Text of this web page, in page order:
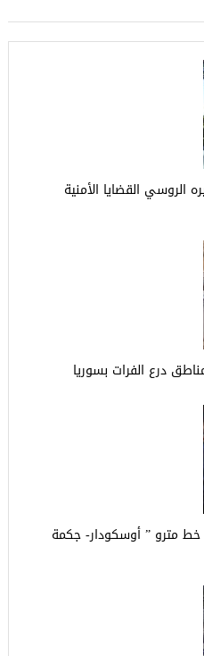
الروسي القضايا الأمنية
خط مترو ” أوسكودار- جكمة